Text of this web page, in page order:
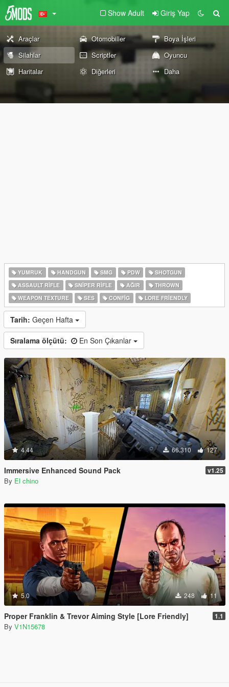
Show Adult Giriş Yap
Araçlar Otomobiller
Boya İşleri
Silahlar
Scriptler
Oyuncu
Haritalar
Diğerleri Daha
YUMRUK HANDGUN SMG PDW
SHOTGUN
ASSAULT RIFLE
SNIPER RIFLE AĞIR
THROWN
WEAPON TEXTURE
SES CONFIG LORE FRIENDLY
Tarih: Geçen Hafta
Sıralama ölçütü: En Son Çıkanlar
4.44 66.310 127
Immersive Enhanced Sound Pack v1.25
By El chino
5.0 248 11
Proper Franklin & Trevor Aiming Style [Lore Friendly] 1.1
By V1N15678